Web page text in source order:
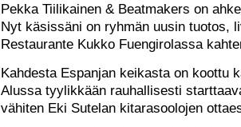
Pekka Tiilikainen & Beatmakers on
Nyt käsissäni on ryhmän uusin tuotos,
Restaurante Kukko Fuengirolassa
Kahdesta Espanjan keikasta on koottu
Alussa tyylikkään rauhallisesti
vähiten Eki Sutelan kitarasoolojen